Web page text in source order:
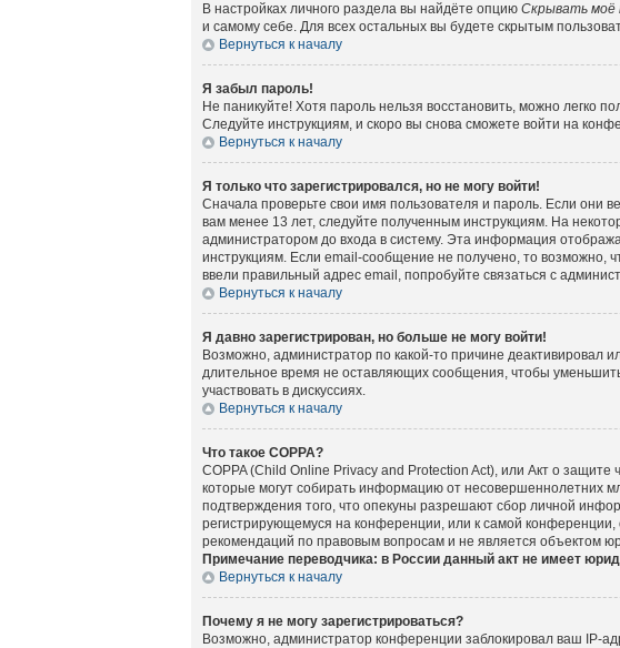
В настройках личного раздела вы найдёте опцию Скрывать моё
и самому себе. Для всех остальных вы будете скрытым
Вернуться к началу
Я забыл пароль!
Не паникуйте! Хотя пароль нельзя восстановить, можно легко
Следуйте инструкциям, и скоро вы снова сможете войти на
Вернуться к началу
Я только что зарегистрировался, но не могу войти!
Сначала проверьте свои имя пользователя и пароль. Если они
вам менее 13 лет, следуйте полученным инструкциям. На
администратором до входа в систему. Эта информация
инструкциям. Если email-сообщение не получено, то возможно,
ввели правильный адрес email, попробуйте связаться с
Вернуться к началу
Я давно зарегистрирован, но больше не могу войти!
Возможно, администратор по какой-то причине деактивировал
длительное время не оставляющих сообщения, чтобы
участвовать в дискуссиях.
Вернуться к началу
Что такое COPPA?
COPPA (Child Online Privacy and Protection Act), или Акт о
которые могут собирать информацию от несовершеннолетних
подтверждения того, что опекуны разрешают сбор личной
регистрирующемуся на конференции, или к самой
рекомендаций по правовым вопросам и не является объектом
Примечание переводчика: в России данный акт не имеет
Вернуться к началу
Почему я не могу зарегистрироваться?
Возможно, администратор конференции заблокировал ваш IP-